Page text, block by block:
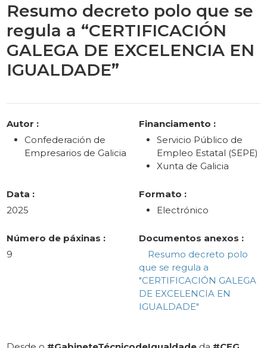
Resumo decreto polo que se
regula a “CERTIFICACIÓN
GALEGA DE EXCELENCIA EN
IGUALDADE”
Autor :
Confederación de
Empresarios de Galicia
Financiamento :
Servicio Público de
Empleo Estatal (SEPE)
Xunta de Galicia
Data :
2025
Formato :
Electrónico
Número de páxinas :
9
Documentos anexos :
Resumo decreto polo
que se regula a
"CERTIFICACIÓN GALEGA
DE EXCELENCIA EN
IGUALDADE"